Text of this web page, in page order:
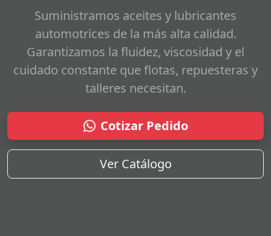
Suministramos aceites y lubricantes
automotrices de la más alta calidad.
Garantizamos la fluidez, viscosidad y el
cuidado constante que flotas, repuesteras y
talleres necesitan.
Cotizar Pedido
Ver Catálogo